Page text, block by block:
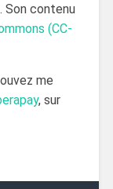
Son contenu
(CC-
me
, sur